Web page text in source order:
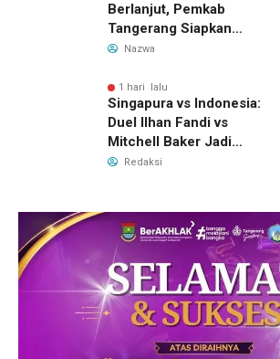
Berlanjut, Pemkab
Tangerang Siapkan
Langkah Antisipasi Krisis
Nazwa
1 hari lalu
Singapura vs Indonesia:
Duel Ilhan Fandi vs
Mitchell Baker Jadi
Sorotan di Piala AFF 2026
Redaksi